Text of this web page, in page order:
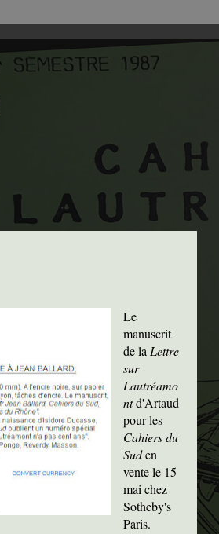
Le
manuscrit
de laLettre
sur
Lautréamo
ntd'Artaud
pour les
Cahiers du
Suden
vente le 15
mai chez
Sotheby's
Paris.